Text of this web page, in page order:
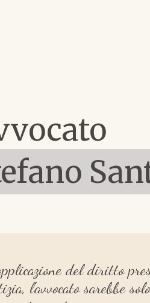
del diritto
l'avvocato sarebbe